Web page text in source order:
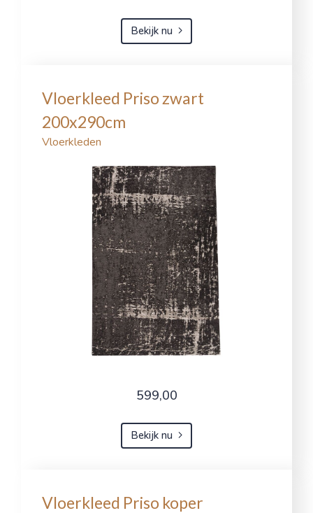
Bekijk nu
Vloerkleed Priso zwart
200x290cm
Vloerkleden
599,00
Bekijk nu
Vloerkleed Priso koper